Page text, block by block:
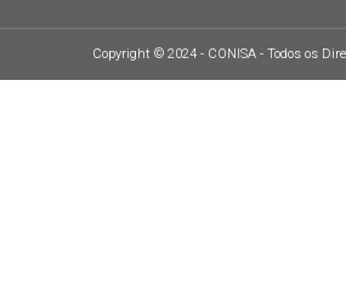
Copyright © 2024 - CONISA - Todos os